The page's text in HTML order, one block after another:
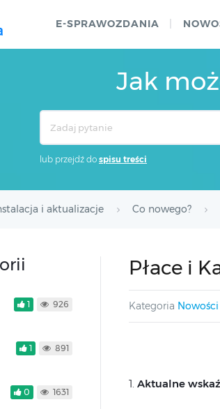
E-SPRAWOZDANIA
Jak
lub przejdź do spisu treści
i aktualizacje Co nowego?
Płace i
Kategoria Nowości
1. Aktualne
1 926
1 891
0 1631